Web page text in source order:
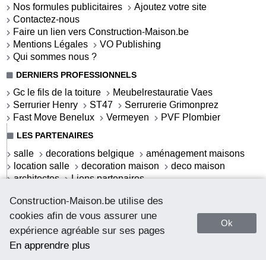
Construction-Maison.be utilise des
cookies afin de vous assurer une
expérience agréable sur ses pages
En apprendre plus
Ok
Nos formules publicitaires
Ajoutez votre site
Contactez-nous
Faire un lien vers Construction-Maison.be
Mentions Légales
VO Publishing
Qui sommes nous ?
DERNIERS PROFESSIONNELS
Gc le fils de la toiture
Meubelrestauratie Vaes
Serrurier Henry
ST47
Serrurerie Grimonprez
Fast Move Benelux
Vermeyen PVF Plombier
LES PARTENAIRES
salle decorations belgique
aménagement maisons
location salle
decoration maison
deco maison
architectes
Liens partenaires
LES ACTUALITÉS
S'offrir une salle de bains contemporaine
La salle de bains contemporaine
La salle de bains cottage
Webdeco.be - deco addicted
Comment débloquer un coffre-fort sans clé